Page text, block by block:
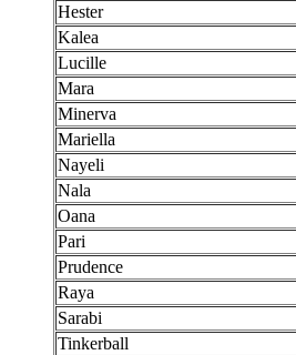
Hester
Kalea
Lucille
Mara
Minerva
Mariella
Nayeli
Nala
Oana
Pari
Prudence
Raya
Sarabi
Tinkerball